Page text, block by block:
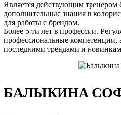
Является действующим тренером
дополнительные знания в
для работы с брендом.
Более 5-ти лет в профессии.
профессиональные компетенции,
последними трендами и
БАЛЫКИНА